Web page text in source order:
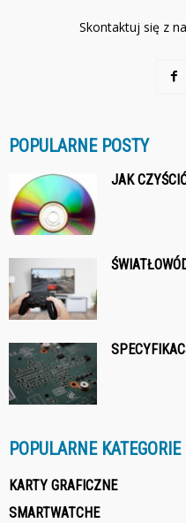
Skontaktuj się z
POPULARNE POSTY
JAK
POPULARNE KATEGORIE
KARTY GRAFICZNE
SMARTWATCHE